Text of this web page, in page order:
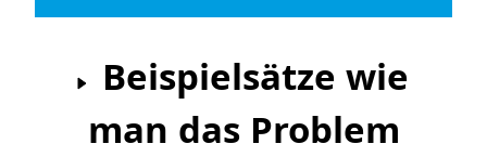
man das Problem